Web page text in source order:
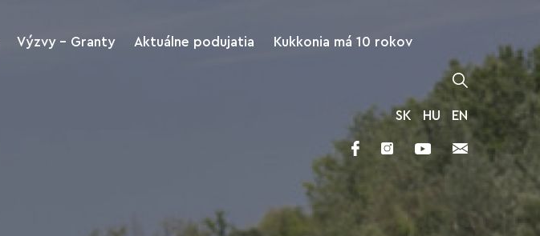
SK HU EN
Výzvy - Granty Aktuálne podujatia Kukkonia má 10 rokov